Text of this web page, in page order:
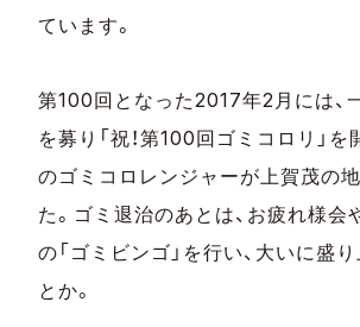
ています。
第100回となった2017年2月には、
を募り「祝！第100回ゴミコロリ」
のゴミコロレンジャーが上賀茂の
た。ゴミ退治のあとは、お疲れ様会
の「ゴミビンゴ」を行い、大いに盛
とか。